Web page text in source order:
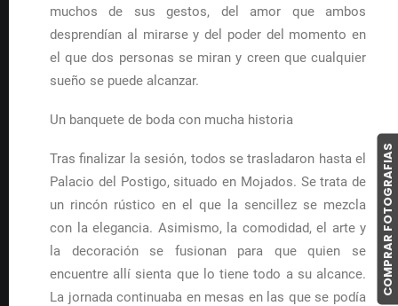
muchos de sus gestos, del amor que ambos
desprendían al mirarse y del poder del momento en
el que dos personas se miran y creen que cualquier
sueño se puede alcanzar.
Un banquete de boda con mucha historia
Tras finalizar la sesión, todos se trasladaron hasta el
Palacio del Postigo, situado en Mojados. Se trata de
un rincón rústico en el que la sencillez se mezcla
con la elegancia. Asimismo, la comodidad, el arte y
la decoración se fusionan para que quien se
encuentre allí sienta que lo tiene todo a su alcance.
La jornada continuaba en mesas en las que se podía
COMPRAR FOTOGRAFIAS